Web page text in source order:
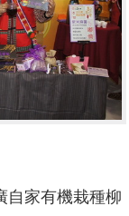
自家有機栽種柳